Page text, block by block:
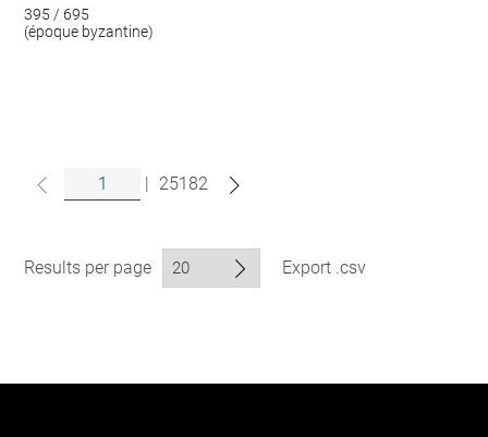
395 / 695
(époque byzantine)
| 25182
Results per page Export .csv